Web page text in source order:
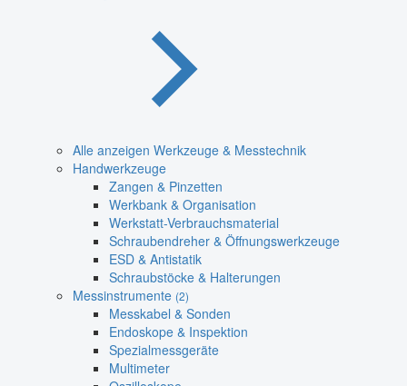
Alle anzeigen Werkzeuge & Messtechnik
Handwerkzeuge
Zangen & Pinzetten
Werkbank & Organisation
Werkstatt-Verbrauchsmaterial
Schraubendreher & Öffnungswerkzeuge
ESD & Antistatik
Schraubstöcke & Halterungen
Messinstrumente (2)
Messkabel & Sonden
Endoskope & Inspektion
Spezialmessgeräte
Multimeter